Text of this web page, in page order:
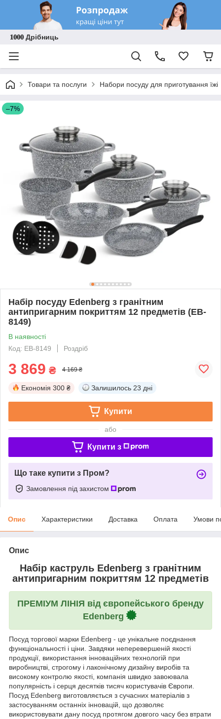
𝟏𝟎𝟎𝟎 Дрібниць
Товари та послуги Набори посуду для приготування їжі
–7%
Набір посуду Edenberg з гранітним
антипригарним покриттям 12 предметів (EB-
8149)
В наявності
Код: EB-8149
Роздріб
3 869 ₴ 4 169 ₴
Економія 300 ₴ Залишилось 23 дні
Купити
або
Купити з
Що таке купити з Пром?
Замовлення під захистом
Опис Характеристики Доставка Оплата Умови
Опис
Набір каструль Edenberg з гранітним
антипригарним покриттям 12 предметів
ПРЕМІУМ ЛІНІЯ від європейського бренду
Edenberg
Посуд торгової марки Edenberg - це унікальне поєднання
функціональності і ціни. Завдяки неперевершеній якості
продукції, використання інноваційних технологій при
виробництві, строгому і лаконічному дизайну виробів та
високому контролю якості, компанія швидко завоювала
популярність і серця десятків тисяч користувачів Європи.
Посуд Edenberg виготовляється з сучасних матеріалів з
застосуванням останніх інновацій, що дозволяє
використовувати дану посуд протягом довгого часу без втрати